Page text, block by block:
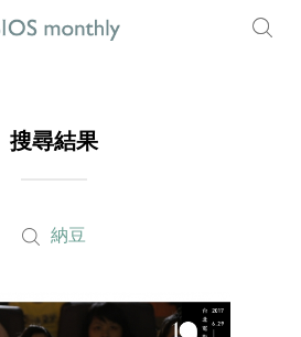
搜尋結果
納豆